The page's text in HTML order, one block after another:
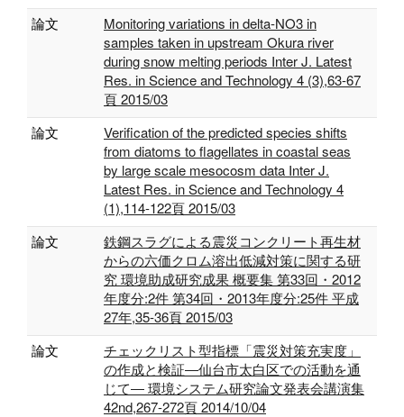
論文
Monitoring variations in delta-NO3 in
samples taken in upstream Okura river
during snow melting periods Inter J. Latest
Res. in Science and Technology 4 (3),63-67
頁 2015/03
論文
Verification of the predicted species shifts
from diatoms to flagellates in coastal seas
by large scale mesocosm data Inter J.
Latest Res. in Science and Technology 4
(1),114-122頁 2015/03
論文
鉄鋼スラグによる震災コンクリート再生材
からの六価クロム溶出低減対策に関する研
究 環境助成研究成果 概要集 第33回・2012
年度分:2件 第34回・2013年度分:25件 平成
27年,35-36頁 2015/03
論文
チェックリスト型指標「震災対策充実度」
の作成と検証―仙台市太白区での活動を通
じて― 環境システム研究論文発表会講演集
42nd,267-272頁 2014/10/04